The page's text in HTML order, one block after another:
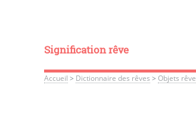
Signification rêve
Accueil > Dictionnaire des rêves > Objets rêve